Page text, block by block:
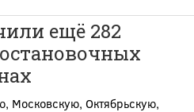
ещё 282
Московскую, Октябрьскую,